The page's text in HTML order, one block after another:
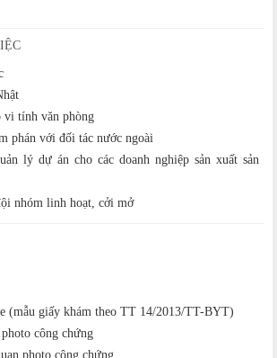
vi tính văn phòng
phán với đối tác nước ngoài
lý dự án cho các doanh nghiệp sản xuất sản
nhóm linh hoạt, cởi mở
(mẫu giấy khám theo TT 14/2013/TT-BYT)
công chứng
photo công chứng